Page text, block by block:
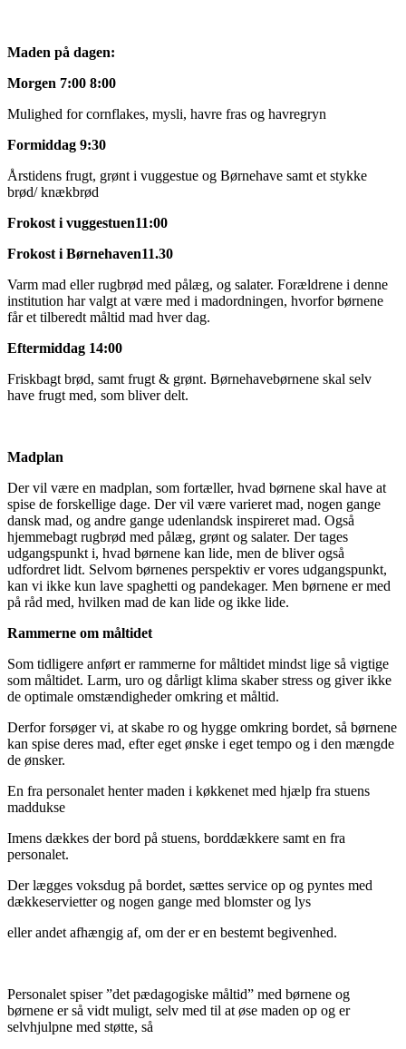
Maden på dagen:
Morgen 7:00 8:00
Mulighed for cornflakes, mysli, havre fras og havregryn
Formiddag 9:30
Årstidens frugt, grønt i vuggestue og Børnehave samt et stykke
brød/ knækbrød
Frokost i vuggestuen11:00
Frokost i Børnehaven11.30
Varm mad eller rugbrød med pålæg, og salater. Forældrene i denne
institution har valgt at være med i madordningen, hvorfor børnene
får et tilberedt måltid mad hver dag.
Eftermiddag 14:00
Friskbagt brød, samt frugt & grønt. Børnehavebørnene skal selv
have frugt med, som bliver delt.
Madplan
Der vil være en madplan, som fortæller, hvad børnene skal have at
spise de forskellige dage. Der vil være varieret mad, nogen gange
dansk mad, og andre gange udenlandsk inspireret mad. Også
hjemmebagt rugbrød med pålæg, grønt og salater. Der tages
udgangspunkt i, hvad børnene kan lide, men de bliver også
udfordret lidt. Selvom børnenes perspektiv er vores udgangspunkt,
kan vi ikke kun lave spaghetti og pandekager. Men børnene er med
på råd med, hvilken mad de kan lide og ikke lide.
Rammerne om måltidet
Som tidligere anført er rammerne for måltidet mindst lige så vigtige
som måltidet. Larm, uro og dårligt klima skaber stress og giver ikke
de optimale omstændigheder omkring et måltid.
Derfor forsøger vi, at skabe ro og hygge omkring bordet, så børnene
kan spise deres mad, efter eget ønske i eget tempo og i den mængde
de ønsker.
En fra personalet henter maden i køkkenet med hjælp fra stuens
maddukse
Imens dækkes der bord på stuens, borddækkere samt en fra
personalet.
Der lægges voksdug på bordet, sættes service op og pyntes med
dækkeservietter og nogen gange med blomster og lys
eller andet afhængig af, om der er en bestemt begivenhed.
Personalet spiser ”det pædagogiske måltid” med børnene og
børnene er så vidt muligt, selv med til at øse maden op og er
selvhjulpne med støtte, så